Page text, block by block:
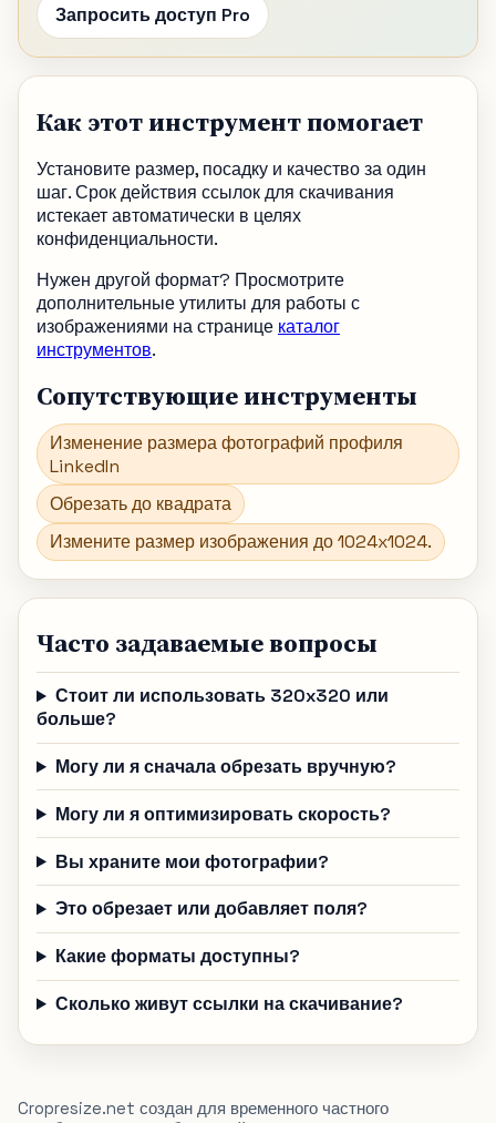
Запросить доступ Pro
Как этот инструмент помогает
Установите размер, посадку и качество за один
шаг. Срок действия ссылок для скачивания
истекает автоматически в целях
конфиденциальности.
Нужен другой формат? Просмотрите
дополнительные утилиты для работы с
изображениями на странице каталог
инструментов.
Сопутствующие инструменты
Изменение размера фотографий профиля
LinkedIn
Обрезать до квадрата
Измените размер изображения до 1024x1024.
Часто задаваемые вопросы
Стоит ли использовать 320x320 или
больше?
Могу ли я сначала обрезать вручную?
Могу ли я оптимизировать скорость?
Вы храните мои фотографии?
Это обрезает или добавляет поля?
Какие форматы доступны?
Сколько живут ссылки на скачивание?
Cropresize.net создан для временного частного